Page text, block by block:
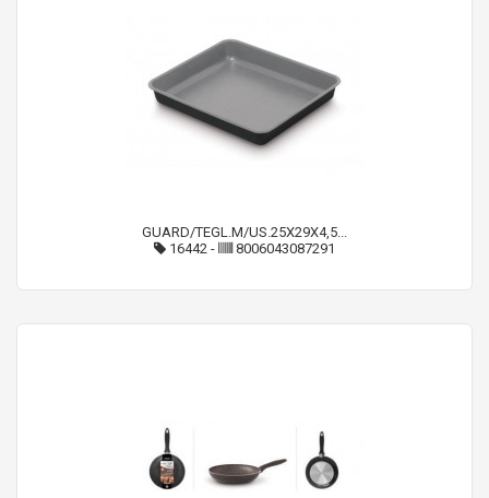
GUARD/TEGL.M/US.25X29X4,5...
16442 - 8006043087291